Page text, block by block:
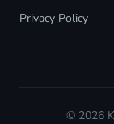
Privacy Policy
© 2026